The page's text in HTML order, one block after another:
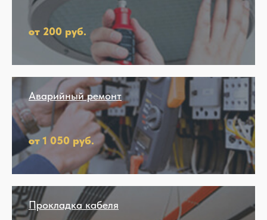
от 200 руб.
Аварийный ремонт
от 1 050 руб.
Прокладка кабеля